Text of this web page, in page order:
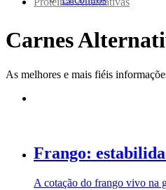
Carnes
As melhores e mais fiéis
Frango:
A cotação do frango vivo na